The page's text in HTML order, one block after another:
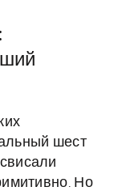
шест
Но